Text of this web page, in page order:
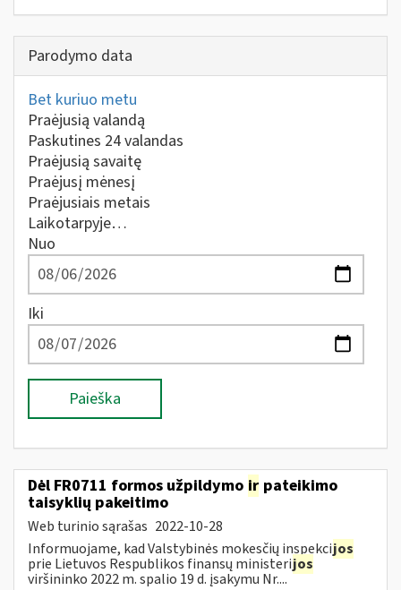
Parodymo data
Bet kuriuo metu
Praėjusią valandą
Paskutines 24 valandas
Praėjusią savaitę
Praėjusį mėnesį
Praėjusiais metais
Laikotarpyje…
Nuo
Iki
Paieška
Dėl FR0711 formos užpildymo ir pateikimo
taisyklių pakeitimo
Web turinio sąrašas 2022-10-28
Informuojame, kad Valstybinės mokesčių inspekcijos
prie Lietuvos Respublikos finansų ministerijos
viršininko 2022 m. spalio 19 d. įsakymu Nr....